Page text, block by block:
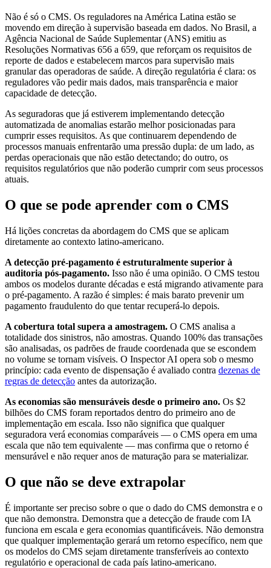
Não é só o CMS. Os reguladores na América Latina estão se
movendo em direção à supervisão baseada em dados. No Brasil, a
Agência Nacional de Saúde Suplementar (ANS) emitiu as
Resoluções Normativas 656 a 659, que reforçam os requisitos de
reporte de dados e estabelecem marcos para supervisão mais
granular das operadoras de saúde. A direção regulatória é clara: os
reguladores vão pedir mais dados, mais transparência e maior
capacidade de detecção.
As seguradoras que já estiverem implementando detecção
automatizada de anomalias estarão melhor posicionadas para
cumprir esses requisitos. As que continuarem dependendo de
processos manuais enfrentarão uma pressão dupla: de um lado, as
perdas operacionais que não estão detectando; do outro, os
requisitos regulatórios que não poderão cumprir com seus processos
atuais.
O que se pode aprender com o CMS
Há lições concretas da abordagem do CMS que se aplicam
diretamente ao contexto latino-americano.
A detecção pré-pagamento é estruturalmente superior à
auditoria pós-pagamento. Isso não é uma opinião. O CMS testou
ambos os modelos durante décadas e está migrando ativamente para
o pré-pagamento. A razão é simples: é mais barato prevenir um
pagamento fraudulento do que tentar recuperá-lo depois.
A cobertura total supera a amostragem. O CMS analisa a
totalidade dos sinistros, não amostras. Quando 100% das transações
são analisadas, os padrões de fraude coordenada que se escondem
no volume se tornam visíveis. O Inspector AI opera sob o mesmo
princípio: cada evento de dispensação é avaliado contra dezenas de
regras de detecção antes da autorização.
As economias são mensuráveis desde o primeiro ano. Os $2
bilhões do CMS foram reportados dentro do primeiro ano de
implementação em escala. Isso não significa que qualquer
seguradora verá economias comparáveis — o CMS opera em uma
escala que não tem equivalente — mas confirma que o retorno é
mensurável e não requer anos de maturação para se materializar.
O que não se deve extrapolar
É importante ser preciso sobre o que o dado do CMS demonstra e o
que não demonstra. Demonstra que a detecção de fraude com IA
funciona em escala e gera economias quantificáveis. Não demonstra
que qualquer implementação gerará um retorno específico, nem que
os modelos do CMS sejam diretamente transferíveis ao contexto
regulatório e operacional de cada país latino-americano.